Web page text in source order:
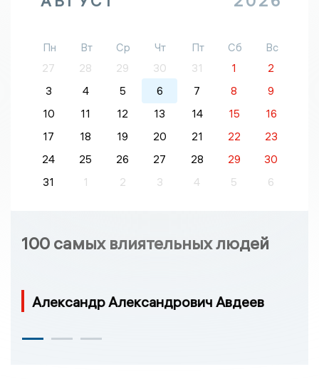
Пн Вт Ср Чт Пт Сб
Вс
27
28 29 30 31 1
2
3
4 5 6 7 8
9
10
11 12 13 14 15
16
17
18 19 20 21 22
23
24
25 26 27 28 29
30
31
1 2 3 4 5 6
100 самых влиятельных людей
Александр Александрович Авдеев